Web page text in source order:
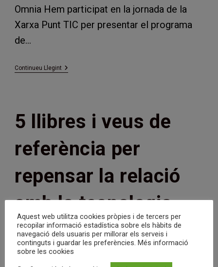
Omnia Hem participat en la jornada de la
Xarxa Punt TIC per presentar el programa
de…
Continueu LlegintNou
5 llibres i veus de
referència per
repensar la relació
amb la tecnologia
Autor
de
l'entrada:
Nuriallb
Entrada
publicada:
23/04/2026
Categoria
de
Benestar digital / Blog / tema tic
Aquest web utilitza cookies pròpies i de tercers per
recopilar informació estadística sobre els hàbits de
navegació dels usuaris per millorar els serveis i
continguts i guardar les preferències. Més informació
sobre les cookies